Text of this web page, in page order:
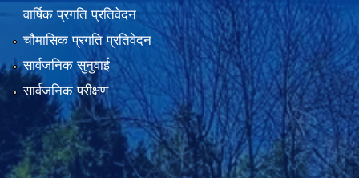
वार्षिक प्रगति प्रतिवेदन
चौमासिक प्रगति प्रतिवेदन
सार्वजनिक सुनुवाई
सार्वजनिक परीक्षण